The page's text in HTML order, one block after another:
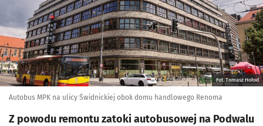
Fot. Tomasz Hołod
Autobus MPK na ulicy Świdnickiej obok domu handlowego Renoma
Z powodu remontu zatoki autobusowej na Podwalu